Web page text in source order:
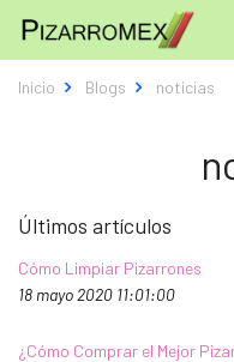
Inicio Blogs noticias
Últimos artículos
Cómo Limpiar Pizarrones
18 mayo 2020 11:01:00
¿Cómo Comprar el Mejor